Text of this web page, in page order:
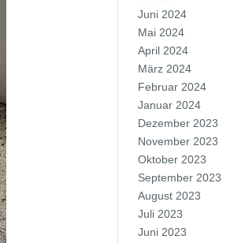
Juni 2024
Mai 2024
April 2024
März 2024
Februar 2024
Januar 2024
Dezember 2023
November 2023
Oktober 2023
September 2023
August 2023
Juli 2023
Juni 2023